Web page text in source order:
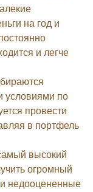
на год и
и легче
условиями по
провести
в портфель
высокий
огромный
недооцененные